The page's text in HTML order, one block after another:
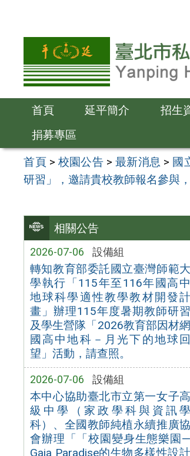
容
首頁 延平簡介 招生
捐募專區
首頁>校園公告>最新消息 > 國
研習」，邀請貴校教師報名參與
相關公告
2026-07-06 設備組
轉知教育部委託國立臺灣師範大
學執行「115年至116年國高中
地球科學適性教學教材開發計
畫」辦理115年度暑期教師研習
及學生營隊「2026教育部因材網
國高中地科－月光下的地球回
望」活動，請查照。
2026-07-06 設備組
本中心協助臺北市立第一女子高
級中學（家政學科與資訊學
科）、全國教師純植永續推廣協
會辦理「「校園變身生態樂園—
Gaia Paradise的生物多樣性設計